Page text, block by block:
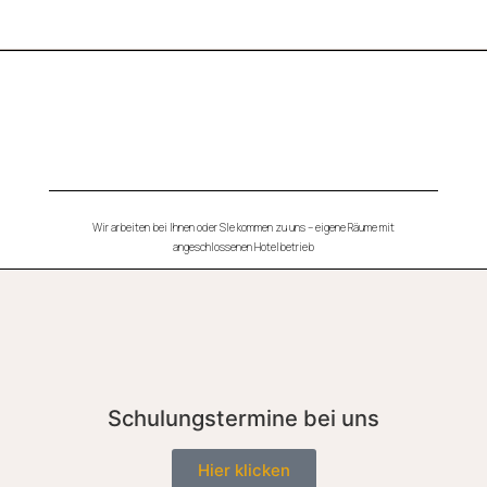
Wir arbeiten bei Ihnen oder SIe kommen zu uns – eigene Räume mit
angeschlossenen Hotelbetrieb
Schulungstermine bei uns
Hier klicken